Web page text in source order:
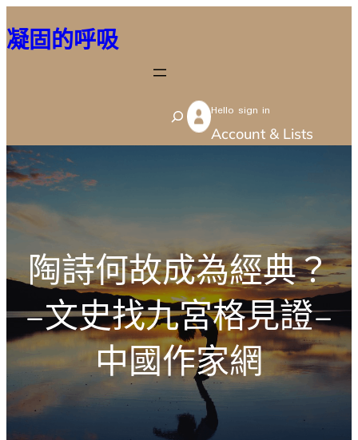
至
容
凝固的呼吸
S
e
Hello sign in
Account & Lists
陶詩何故成為經典？
–文史找九宮格見證–
中國作家網